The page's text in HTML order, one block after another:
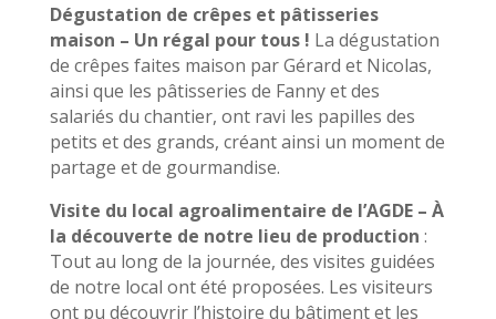
Dégustation de crêpes et pâtisseries
maison – Un régal pour tous ! La dégustation
de crêpes faites maison par Gérard et Nicolas,
ainsi que les pâtisseries de Fanny et des
salariés du chantier, ont ravi les papilles des
petits et des grands, créant ainsi un moment de
partage et de gourmandise.
Visite du local agroalimentaire de l’AGDE – À
la découverte de notre lieu de production :
Tout au long de la journée, des visites guidées
de notre local ont été proposées. Les visiteurs
ont pu découvrir l’histoire du bâtiment et les